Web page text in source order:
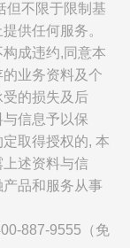
但不限于限制基
供任何服务。
成违约,同意本
业务资料及个
的损失及后
信息予以保
取得授权的, 本
述资料与信
品和服务从事
887-9555（免